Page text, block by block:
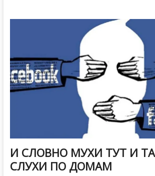
И СЛОВНО МУХИ ТУТ И
СЛУХИ ПО ДОМАМ